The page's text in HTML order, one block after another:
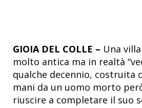
GIOIA DEL COLLE – Una
molto antica ma in realtà
qualche decennio, costruita
mani da un uomo morto
riuscire a completare il suo